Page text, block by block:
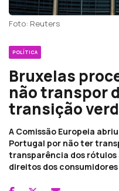
Foto: Reuters
POLÍTICA
Bruxelas
não transpor
transição
A Comissão Europeia
Portugal por não ter
transparência dos
direitos dos